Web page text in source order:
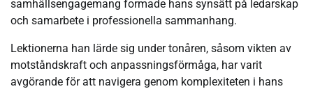
samhällsengagemang formade hans synsätt på ledarskap
och samarbete i professionella sammanhang.
Lektionerna han lärde sig under tonåren, såsom vikten av
motståndskraft och anpassningsförmåga, har varit
avgörande för att navigera genom komplexiteten i hans